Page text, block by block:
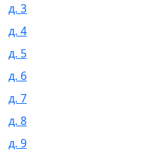
д. 3
д. 4
д. 5
д. 6
д. 7
д. 8
д. 9